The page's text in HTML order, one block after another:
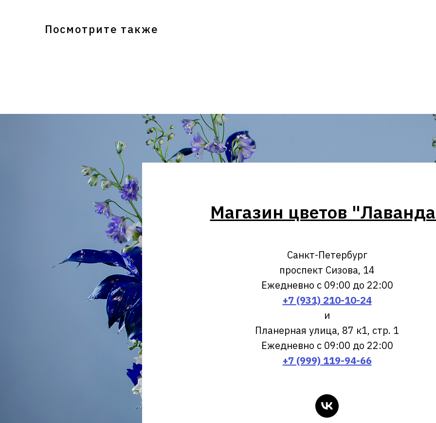
Посмотрите также
Магазин цветов
Санкт-Петербург
проспект Сизова, 14
Ежедневно с 09:00 до 22:00
+7 (931) 210-10-24
и
Планерная улица, 87 к1, стр. 1
Ежедневно с 09:00 до 22:00
+7 (999) 119-94-66